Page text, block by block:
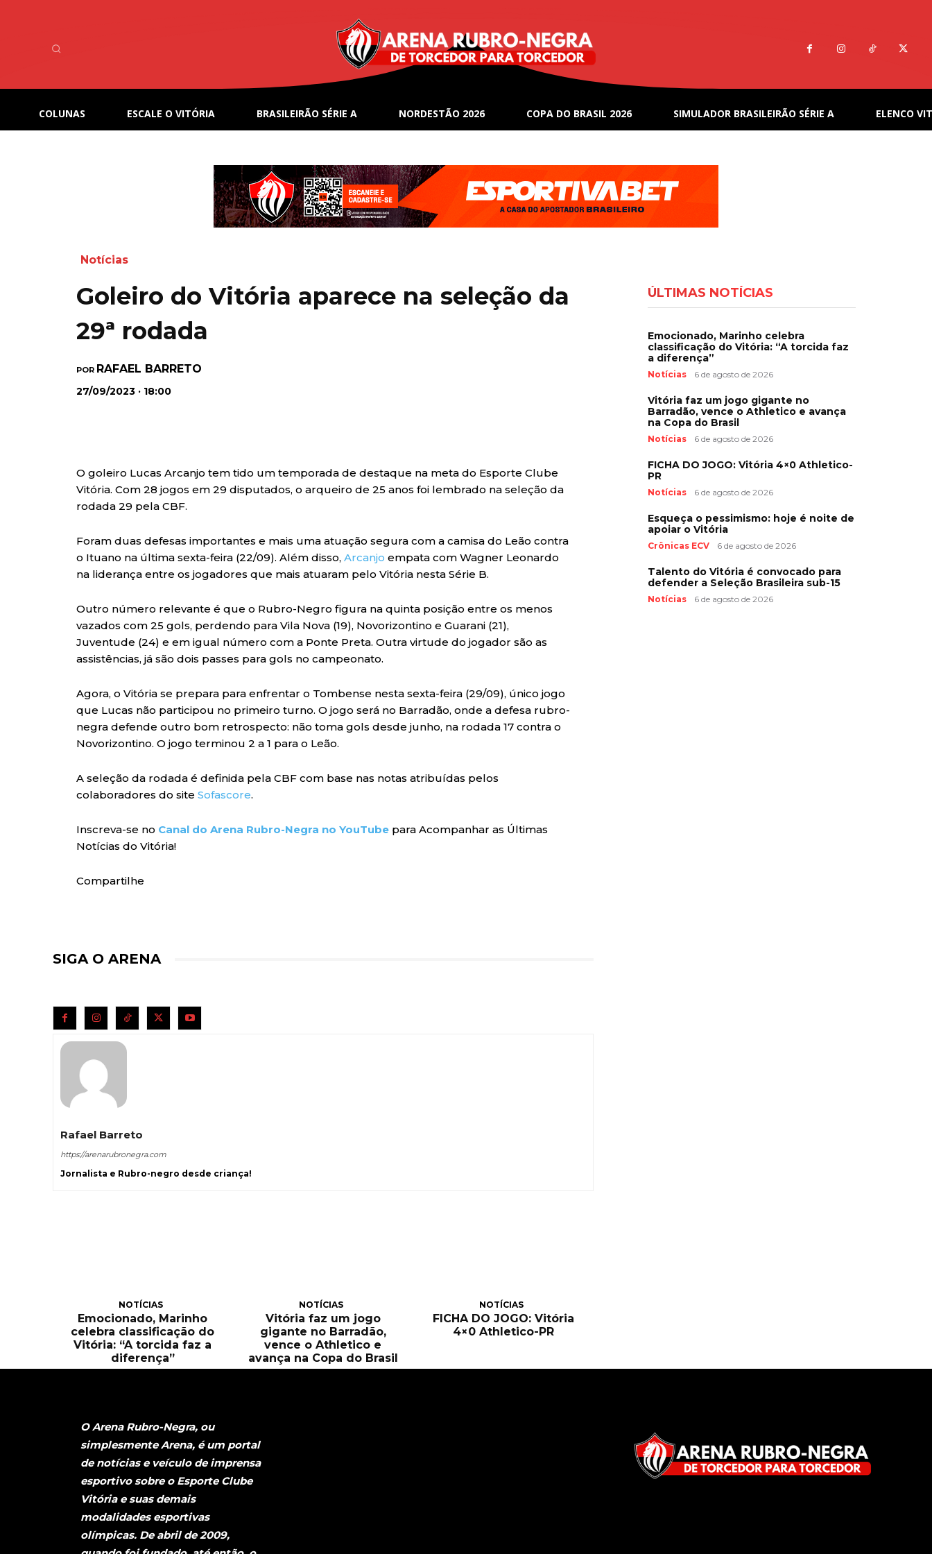
COLUNAS ESCALE O VITÓRIA BRASILEIRÃO SÉRIE A NORDESTÃO 2026 COPA DO BRASIL 2026 SIMULADOR BRASILEIRÃO SÉRIE A ELENCO
Notícias
Goleiro do Vitória aparece na seleção da
29ª rodada
POR RAFAEL BARRETO
27/09/2023 · 18:00
O goleiro Lucas Arcanjo tem tido um temporada de destaque na meta do Esporte Clube
Vitória. Com 28 jogos em 29 disputados, o arqueiro de 25 anos foi lembrado na seleção da
rodada 29 pela CBF.
Foram duas defesas importantes e mais uma atuação segura com a camisa do Leão contra
o Ituano na última sexta-feira (22/09). Além disso, Arcanjo empata com Wagner Leonardo
na liderança entre os jogadores que mais atuaram pelo Vitória nesta Série B.
Outro número relevante é que o Rubro-Negro figura na quinta posição entre os menos
vazados com 25 gols, perdendo para Vila Nova (19), Novorizontino e Guarani (21),
Juventude (24) e em igual número com a Ponte Preta. Outra virtude do jogador são as
assistências, já são dois passes para gols no campeonato.
Agora, o Vitória se prepara para enfrentar o Tombense nesta sexta-feira (29/09), único jogo
que Lucas não participou no primeiro turno. O jogo será no Barradão, onde a defesa rubro-
negra defende outro bom retrospecto: não toma gols desde junho, na rodada 17 contra o
Novorizontino. O jogo terminou 2 a 1 para o Leão.
A seleção da rodada é definida pela CBF com base nas notas atribuídas pelos
colaboradores do site Sofascore.
Inscreva-se no Canal do Arena Rubro-Negra no YouTube para Acompanhar as Últimas
Notícias do Vitória!
Compartilhe
SIGA O ARENA
Rafael Barreto
https://arenarubronegra.com
Jornalista e Rubro-negro desde criança!
NOTÍCIAS
Emocionado, Marinho
celebra classificação do
Vitória: “A torcida faz a
diferença”
NOTÍCIAS
Vitória faz um jogo
gigante no Barradão,
vence o Athletico e
avança na Copa do Brasil
NOTÍCIAS
FICHA DO JOGO: Vitória
4×0 Athletico-PR
ÚLTIMAS NOTÍCIAS
Emocionado, Marinho celebra
classificação do Vitória: “A torcida faz
a diferença”
Notícias 6 de agosto de 2026
Vitória faz um jogo gigante no
Barradão, vence o Athletico e avança
na Copa do Brasil
Notícias 6 de agosto de 2026
FICHA DO JOGO: Vitória 4×0 Athletico-
PR
Notícias 6 de agosto de 2026
Esqueça o pessimismo: hoje é noite de
apoiar o Vitória
Crônicas ECV 6 de agosto de 2026
Talento do Vitória é convocado para
defender a Seleção Brasileira sub-15
Notícias 6 de agosto de 2026
O Arena Rubro-Negra, ou
simplesmente Arena, é um portal
de notícias e veículo de imprensa
esportivo sobre o Esporte Clube
Vitória e suas demais
modalidades esportivas
olímpicas. De abril de 2009,